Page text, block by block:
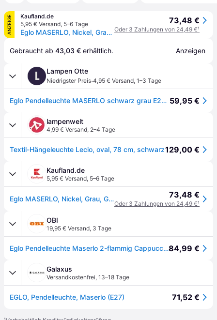
ANZEIGE
Kaufland.de
5,95 € Versand, 5–6 Tage
Eglo MASERLO, Nickel, Grau, Gold, Zimmerdecke, E27, 0 W, 120 W
73,48 €
Oder 3 Zahlungen von 24,49 €¹
Gebraucht ab 43,03 € erhältlich. Anzeigen
L Lampen Otte
Niedrigster Preis·4,95 € Versand, 1–3 Tage
Eglo Pendelleuchte MASERLO schwarz grau E27 max. 60W 59,95 €
lampenwelt
4,99 € Versand, 2–4 Tage
Textil-Hängeleuchte Lecio, oval, 78 cm, schwarz129,00 €
Kaufland.de
5,95 € Versand, 5–6 Tage
Eglo MASERLO, Nickel, Grau, Gold, Zimmerdecke, E27, 0 W, 120 W 73,48 €
Oder 3 Zahlungen von 24,49 €¹
OBI
19,95 € Versand, 3 Tage
Eglo Pendelleuchte Maserlo 2-flammig Cappuccino84,99 €
Galaxus
Versandkostenfrei, 13–18 Tage
EGLO, Pendelleuchte, Maserlo (E27) 71,52 €